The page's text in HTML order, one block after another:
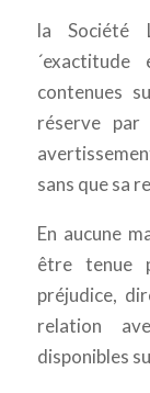
la Société
contenues
réserve
sans que sa
En aucune
être tenue
préjudice,
relation
disponibles